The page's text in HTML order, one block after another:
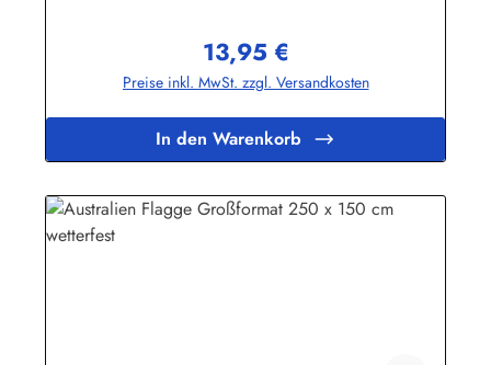
Wir führen eine große Auswahl an Länder- und
Sonderflaggen, XXL-Flaggen, Bootsflaggen und
Tischflaggen.Herstellerinformationen:Fahnen-Shop - Axel
Regulärer Preis:
13,95 €
Preise inkl. MwSt. zzgl. Versandkosten
In den Warenkorb